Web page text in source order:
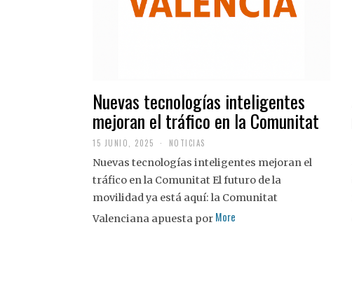
Nuevas tecnologías inteligentes
mejoran el tráfico en la Comunitat
15 JUNIO, 2025 NOTICIAS
Nuevas tecnologías inteligentes mejoran el
tráfico en la Comunitat El futuro de la
movilidad ya está aquí: la Comunitat
Valenciana apuesta por More